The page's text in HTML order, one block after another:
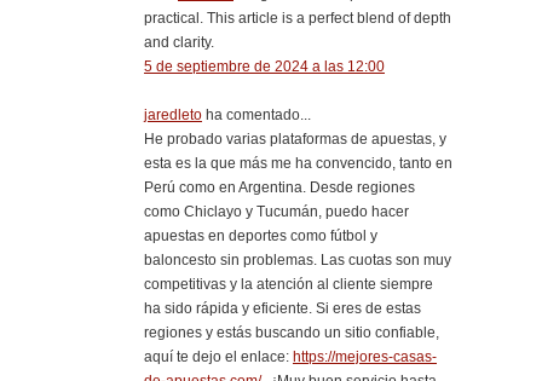
practical. This article is a perfect blend of depth
and clarity.
5 de septiembre de 2024 a las 12:00
jaredleto ha comentado...
He probado varias plataformas de apuestas, y
esta es la que más me ha convencido, tanto en
Perú como en Argentina. Desde regiones
como Chiclayo y Tucumán, puedo hacer
apuestas en deportes como fútbol y
baloncesto sin problemas. Las cuotas son muy
competitivas y la atención al cliente siempre
ha sido rápida y eficiente. Si eres de estas
regiones y estás buscando un sitio confiable,
aquí te dejo el enlace: https://mejores-casas-